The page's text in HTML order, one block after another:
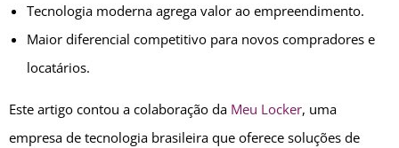
Tecnologia moderna agrega valor ao empreendimento.
Maior diferencial competitivo para novos compradores e
locatários.
Este artigo contou a colaboração da Meu Locker, uma
empresa de tecnologia brasileira que oferece soluções de